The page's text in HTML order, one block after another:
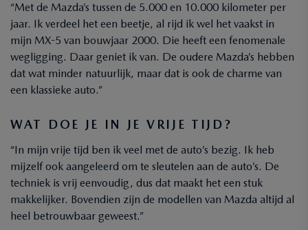
“Met de Mazda’s tussen de 5.000 en 10.000 kilometer per
jaar. Ik verdeel het een beetje, al rijd ik wel het vaakst in
mijn MX-5 van bouwjaar 2000. Die heeft een fenomenale
wegligging. Daar geniet ik van. De oudere Mazda’s hebben
dat wat minder natuurlijk, maar dat is ook de charme van
een klassieke auto.”
WAT DOE JE IN JE VRIJE TIJD?
“In mijn vrije tijd ben ik veel met de auto’s bezig. Ik heb
mijzelf ook aangeleerd om te sleutelen aan de auto’s. De
techniek is vrij eenvoudig, dus dat maakt het een stuk
makkelijker. Bovendien zijn de modellen van Mazda altijd al
heel betrouwbaar geweest.”